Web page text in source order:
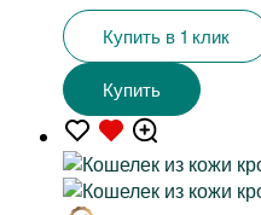
Купить в 1 клик
Купить